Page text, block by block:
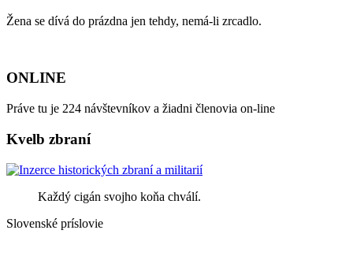
Žena se dívá do prázdna jen tehdy, nemá-li zrcadlo.
ONLINE
Práve tu je 224 návštevníkov a žiadni členovia on-line
Kvelb zbraní
Každý cigán svojho koňa chválí.
Slovenské príslovie